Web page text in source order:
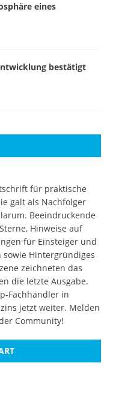
eines
bestätigt
für praktische
galt als Nachfolger
Beeindruckende
Hinweise auf
für Einsteiger und
Hintergründiges
zeichneten das
die letzte Ausgabe.
Fachhändler in
jetzt weiter. Melden
Community!